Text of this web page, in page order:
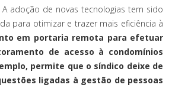
adoção de novas tecnologias tem sido
para otimizar e trazer mais eficiência à
em portaria remota para efetuar
de acesso à condomínios
permite que o síndico deixe de
ligadas à gestão de pessoas